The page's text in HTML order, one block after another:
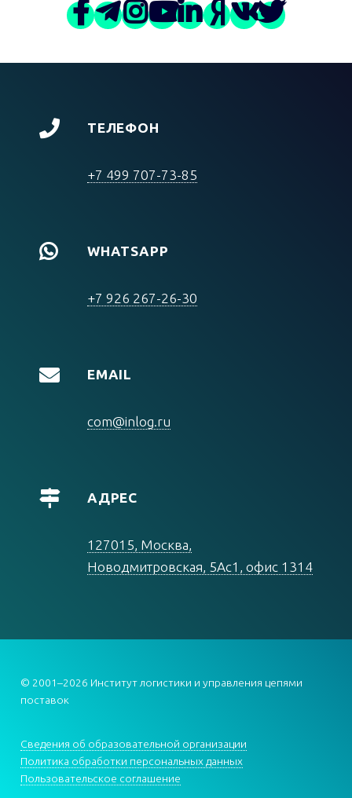
ТЕЛЕФОН
+7 499 707-73-85
WHATSAPP
+7 926 267-26-30
EMAIL
com@inlog.ru
АДРЕС
127015, Москва,
Новодмитровская, 5Ас1, офис 1314
© 2001–2026 Институт логистики и управления цепями
поставок
Сведения об образовательной организации
Политика обработки персональных данных
Пользовательское соглашение